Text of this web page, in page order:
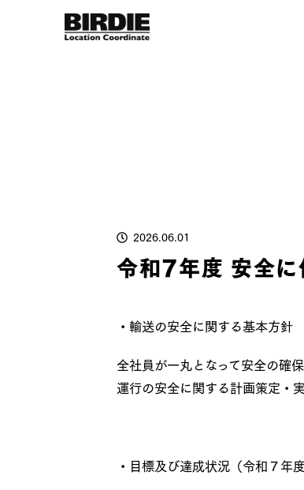
2026.06.01
令和7年度 安全
・輸送の安全に関する基本方針
全社員が一丸となって安全の確
運行の安全に関する計画策定・
・目標及び達成状況（令和７年度